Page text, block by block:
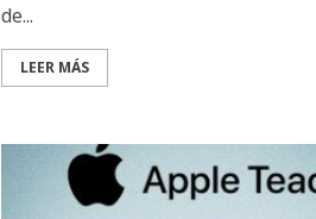
de...
LEER MÁS